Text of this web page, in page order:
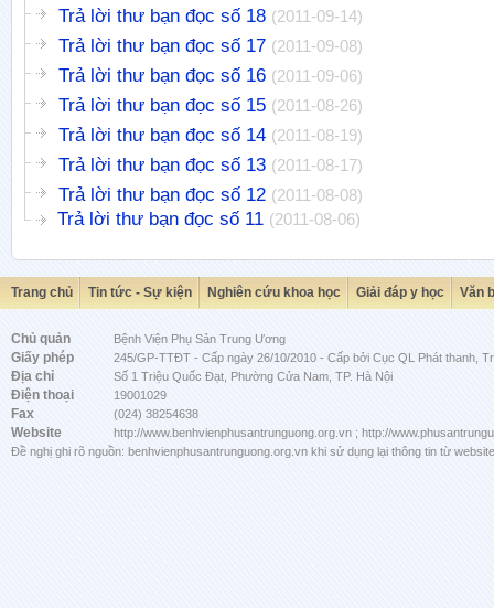
Trả lời thư bạn đọc số 18 (2011-09-14)
Trả lời thư bạn đọc số 17 (2011-09-08)
Trả lời thư bạn đọc số 16 (2011-09-06)
Trả lời thư bạn đọc số 15 (2011-08-26)
Trả lời thư bạn đọc số 14 (2011-08-19)
Trả lời thư bạn đọc số 13 (2011-08-17)
Trả lời thư bạn đọc số 12 (2011-08-08)
Trả lời thư bạn đọc số 11 (2011-08-06)
Trang chủ Tin tức - Sự kiện Nghiên cứu khoa học Giải đáp y học Văn
Chủ quản Bệnh Viện Phụ Sản Trung Ương
Giấy phép 245/GP-TTĐT - Cấp ngày 26/10/2010 - Cấp bởi Cục QL Phát thanh,
Địa chỉ Số 1 Triệu Quốc Đạt, Phường Cửa Nam, TP. Hà Nội
Điện thoại 19001029
Fax (024) 38254638
Website
http://www.benhvienphusantrunguong.org.vn ; http://
Đề nghị ghi rõ nguồn: benhvienphusantrunguong.org.vn khi sử dụng lại thông tin từ